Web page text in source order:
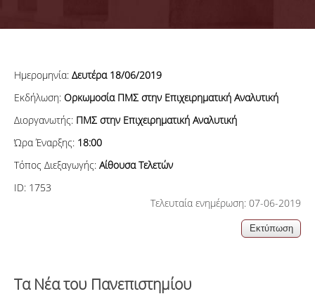
Ημερομηνία: Δευτέρα 18/06/2019
Εκδήλωση: Ορκωμοσία ΠΜΣ στην Επιχειρηματική Αναλυτική
Διοργανωτής: ΠΜΣ στην Επιχειρηματική Αναλυτική
ΏραΈναρξης: 18:00
Τόπος Διεξαγωγής: Αίθουσα Τελετών
ID: 1753
Τελευταία ενημέρωση: 07-06-2019
Τα Νέα του Πανεπιστημίου